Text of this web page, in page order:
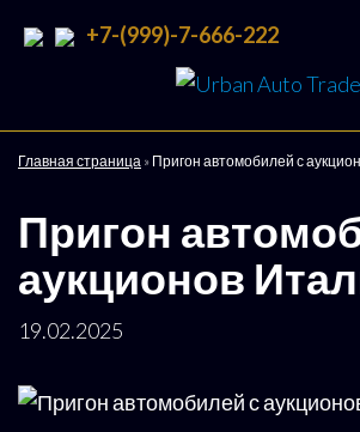
+7-(999)-7-666-222
Главная страница » Пригон автомобилей с
Пригон
аукционов
19.02.2025